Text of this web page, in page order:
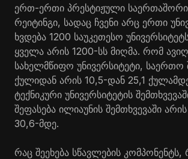
ერთ-ერთი პრესტიჟული
რეიტინგი, სადაც ჩვენი არც ერთი
ხვდება 1200 საუკეთესო
ყველა არის 1200-სს მიღმა. რომ
სახელმწიფო უნივერსიტეტი, საერთო
ქულიდან არის 10,5-დან 25,1
ტექნიკური უნივერსიტეტის
შეფასება ილიაუნის შემთხვევაში
30,6-მდე.
რაც შეეხება სწავლების კომპონენტს,